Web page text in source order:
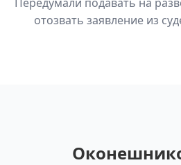
отозвать заявление из